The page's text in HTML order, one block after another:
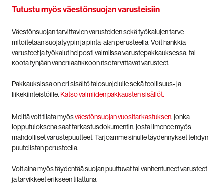
Tutustu myös väestönsuojan varusteisiin
Väestönsuojan tarvittavien varusteiden sekä työkalujen tarve
mitoitetaan suojatyypin ja pinta-alan perusteella. Voit hankkia
varusteet ja työkalut helposti valmiissa varustepakkauksessa, tai
koota tyhjään vanerilaatikkoon itse tarvittavat varusteet.
Pakkauksissa on eri sisältö talosuojelulle sekä teollisuus- ja
liikekiinteistöille. Katso valmiiden pakkausten sisällöt.
Meiltä voit tilata myösväestönsuojan vuositarkastuksen, jonka
lopputuloksena saat tarkastusdokumentin, josta ilmenee myös
mahdolliset varustepuutteet. Tarjoamme sinulle täydennykset tehdyn
puutelistan perusteella.
Voit aina myös täydentää suojan puuttuvat tai vanhentuneet varusteet
ja tarvikkeet erikseen tilattuna.